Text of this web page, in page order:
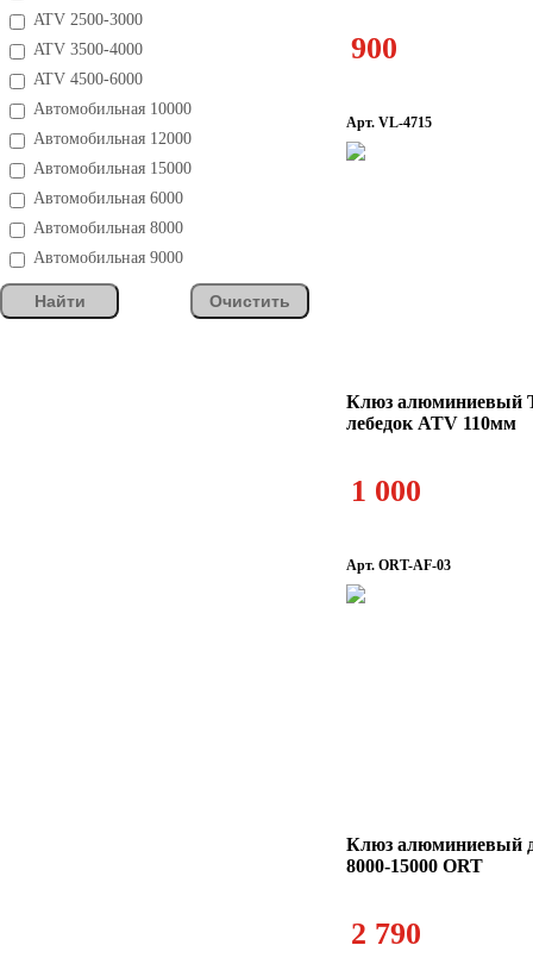
ATV 2500-3000
ATV 3500-4000
ATV 4500-6000
Автомобильная 10000
Автомобильная 12000
Автомобильная 15000
Автомобильная 6000
Автомобильная 8000
Автомобильная 9000
Найти Очистить
900
Арт. VL-4715
Клюз алюминиевый
лебедок ATV 110мм
1 000
Арт. ORT-AF-03
Клюз алюминиевый
8000-15000 ORT
2 790